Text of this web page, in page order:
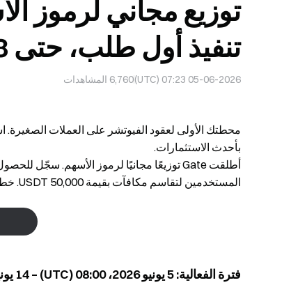
تنفيذ أول طلب، حتى 208 USDT لكل شخص
05-06-2026 07:23 (UTC)
6,760 المشاهدات
محطتك الأولى لعقود الفيوتشر على العملات
بأحدث الاستثمارات.
المستخدمين لتقاسم مكافآت بقيمة 50,000 USDT. خطوات المطالبة بسيطة، وتداول سلس.
فترة الفعالية: 5 يونيو 2026، 08:00 (UTC) – 14 يونيو 2026، 08:00 (UTC)